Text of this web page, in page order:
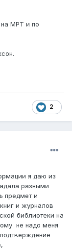
на МРТ и по
2
я даю из
разными
предмет и
и журналов
библиотеки на
не надо меня